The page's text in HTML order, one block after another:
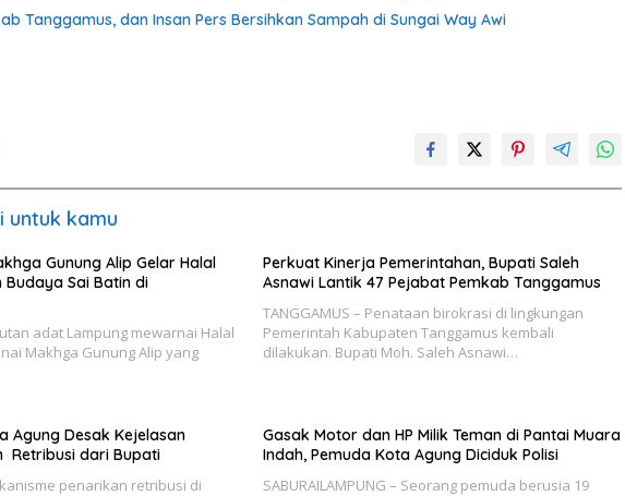
Tanggamus, dan Insan Pers Bersihkan Sampah di Sungai Way Awi
untuk kamu
Gunung Alip Gelar Halal
Budaya Sai Batin di
adat Lampung mewarnai Halal
Makhga Gunung Alip yang
Perkuat Kinerja Pemerintahan, Bupati Saleh
Asnawi Lantik 47 Pejabat Pemkab Tanggamus
TANGGAMUS – Penataan birokrasi di lingkungan
Pemerintah Kabupaten Tanggamus kembali
dilakukan. Bupati Moh. Saleh Asnawi…
Agung Desak Kejelasan
Retribusi dari Bupati
penarikan retribusi di
Gasak Motor dan HP Milik Teman di Pantai Muara
Indah, Pemuda Kota Agung Diciduk Polisi
SABURAILAMPUNG – Seorang pemuda berusia 19